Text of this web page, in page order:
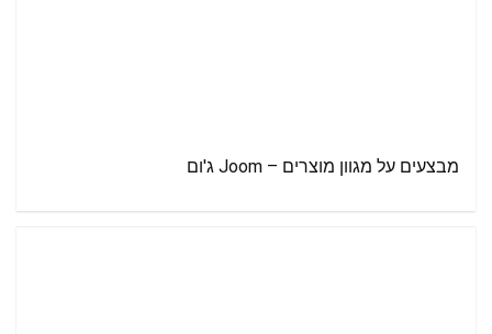
מבצעים על מגוון מוצרים – Joom ג'ום